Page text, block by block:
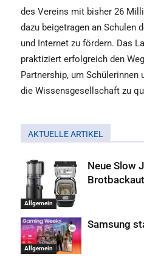
des Vereins mit bisher 26
dazu beigetragen an Schulen
und Internet zu fördern. Das
praktiziert erfolgreich den
Partnership, um Schülerinnen
die Wissensgesellschaft zu
AKTUELLE ARTIKEL
Allgemein
Neue Slow
Allgemein
Samsung